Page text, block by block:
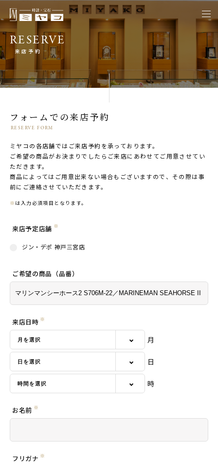
RESERVE
来店予約
フォームでの来店予約
RESERVE FORM
ミヤコの各店舗ではご来店予約を承っております。
ご希望の商品がお決まりでしたらご来店にあわせてご用意させてい
ただきます。
商品によってはご用意出来ない場合もございますので、その際は事
前にご連絡させていただきます。
※ は入力必須項目となります。
来店予定店舗 ※
ジン・デポ 神戸三宮店
ご希望の商品（品番）
来店日時※
月
日
時
お名前 ※
フリガナ※